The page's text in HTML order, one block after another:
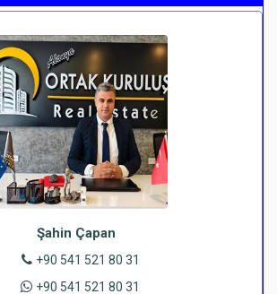
Şahin Çapan
+90 541 521 80 31
+90 541 521 80 31